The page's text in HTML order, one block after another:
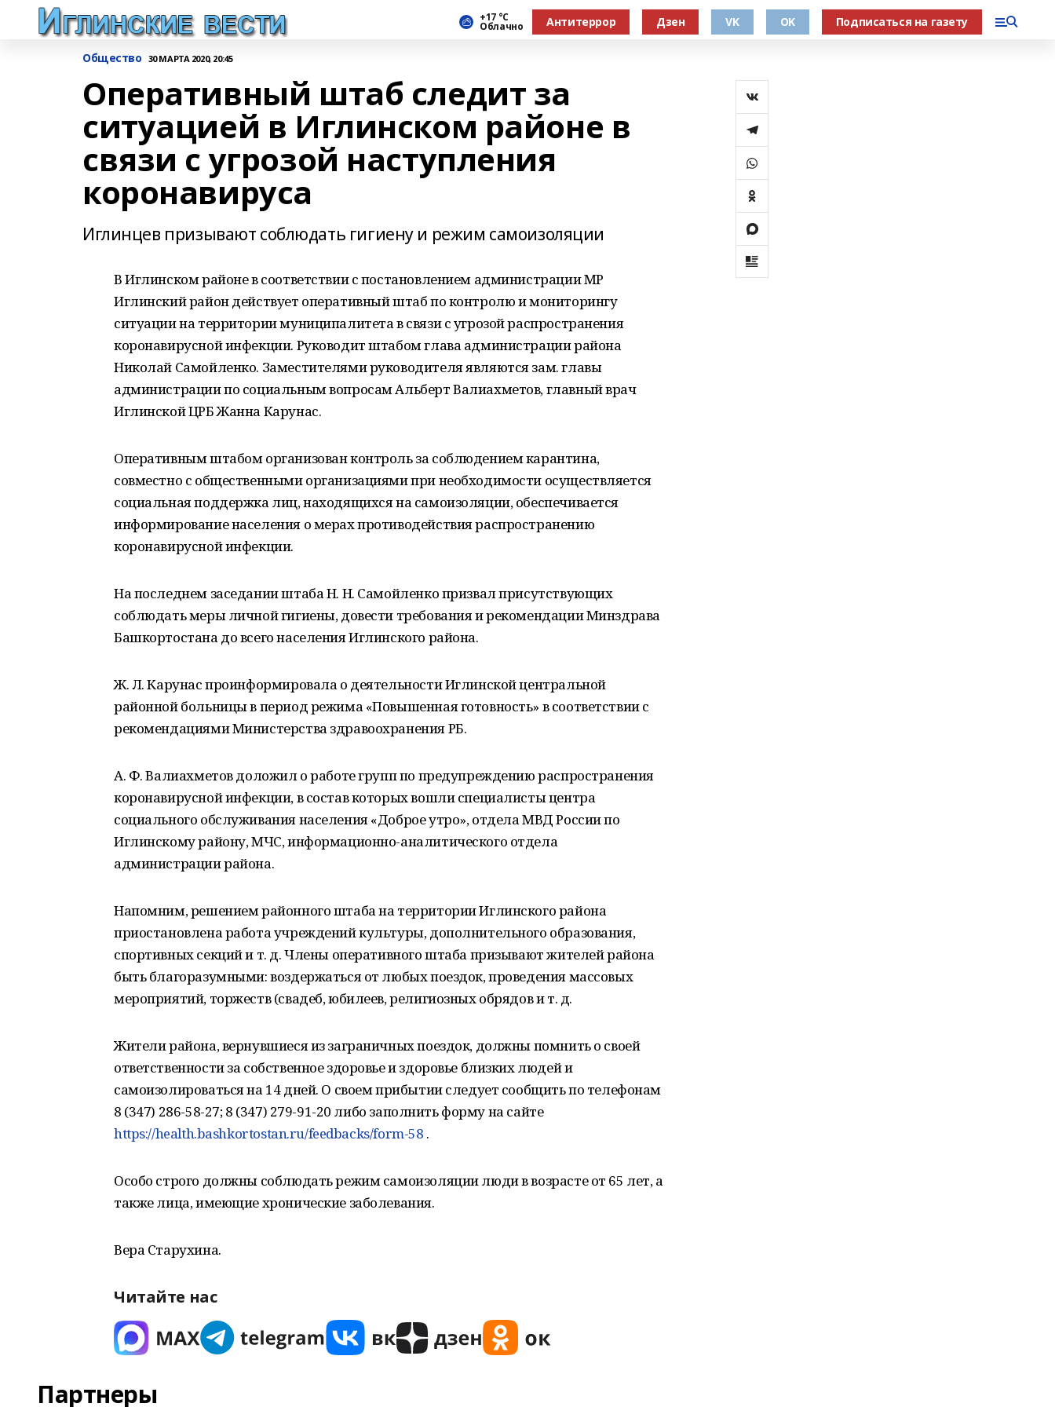
+17 °С
Облачно Антитеррор Дзен VK OK Подписаться на газету
Общество 30 МАРТА 2020, 20:45
Оперативный штаб следит за
ситуацией в Иглинском районе в
связи с угрозой наступления
коронавируса
Иглинцев призывают соблюдать гигиену и режим самоизоляции
В Иглинском районе в соответствии с постановлением администрации МР
Иглинский район действует оперативный штаб по контролю и мониторингу
ситуации на территории муниципалитета в связи с угрозой распространения
коронавирусной инфекции. Руководит штабом глава администрации района
Николай Самойленко. Заместителями руководителя являются зам. главы
администрации по социальным вопросам Альберт Валиахметов, главный врач
Иглинской ЦРБ Жанна Карунас.
Оперативным штабом организован контроль за соблюдением карантина,
совместно с общественными организациями при необходимости осуществляется
социальная поддержка лиц, находящихся на самоизоляции, обеспечивается
информирование населения о мерах противодействия распространению
коронавирусной инфекции.
На последнем заседании штаба Н. Н. Самойленко призвал присутствующих
соблюдать меры личной гигиены, довести требования и рекомендации Минздрава
Башкортостана до всего населения Иглинского района.
Ж. Л. Карунас проинформировала о деятельности Иглинской центральной
районной больницы в период режима «Повышенная готовность» в соответствии с
рекомендациями Министерства здравоохранения РБ.
А. Ф. Валиахметов доложил о работе групп по предупреждению распространения
коронавирусной инфекции, в состав которых вошли специалисты центра
социального обслуживания населения «Доброе утро», отдела МВД России по
Иглинскому району, МЧС, информационно-аналитического отдела
администрации района.
Напомним, решением районного штаба на территории Иглинского района
приостановлена работа учреждений культуры, дополнительного образования,
спортивных секций и т. д. Члены оперативного штаба призывают жителей района
быть благоразумными: воздержаться от любых поездок, проведения массовых
мероприятий, торжеств (свадеб, юбилеев, религиозных обрядов и т. д.
Жители района, вернувшиеся из заграничных поездок, должны помнить о своей
ответственности за собственное здоровье и здоровье близких людей и
самоизолироваться на 14 дней. О своем прибытии следует сообщить по телефонам
8 (347) 286-58-27; 8 (347) 279-91-20 либо заполнить форму на сайте
https://health.bashkortostan.ru/feedbacks/form-58 .
Особо строго должны соблюдать режим самоизоляции люди в возрасте от 65 лет, а
также лица, имеющие хронические заболевания.
Вера Старухина.
Читайте нас
Партнеры